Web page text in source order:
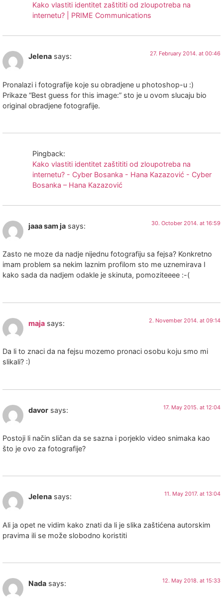
Kako vlastiti identitet zaštititi od zloupotreba na
internetu? | PRIME Communications
Jelena says: 27. February 2014. at 00:46
Pronalazi i fotografije koje su obradjene u photoshop-u :)
Prikaze “Best guess for this image:” sto je u ovom slucaju bio
original obradjene fotografije.
Pingback:
Kako vlastiti identitet zaštititi od zloupotreba na
internetu? - Cyber Bosanka - Hana Kazazović - Cyber
Bosanka – Hana Kazazović
jaaa sam ja says: 30. October 2014. at 16:59
Zasto ne moze da nadje nijednu fotografiju sa fejsa? Konkretno
imam problem sa nekim laznim profilom sto me uznemirava I
kako sada da nadjem odakle je skinuta, pomoziteeee :-(
maja says: 2. November 2014. at 09:14
Da li to znaci da na fejsu mozemo pronaci osobu koju smo mi
slikali? :)
davor says: 17. May 2015. at 12:04
Postoji li način sličan da se sazna i porjeklo video snimaka kao
što je ovo za fotografije?
Jelena says: 11. May 2017. at 13:04
Ali ja opet ne vidim kako znati da li je slika zaštićena autorskim
pravima ili se može slobodno koristiti
Nada says: 12. May 2018. at 15:33